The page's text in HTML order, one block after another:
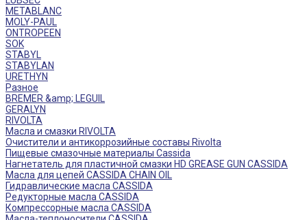
METABLANC
MOLY-PAUL
ONTROPEEN
SOK
STABYL
STABYLAN
URETHYN
Разное
BREMER &amp; LEGUIL
GERALYN
RIVOLTA
Масла и смазки RIVOLTA
Очистители и антикоррозийные составы Rivolta
Пищевые смазочные материалы Cassida
Нагнетатель для пластичной смазки HD GREASE GUN CASSIDA
Масла для цепей CASSIDA CHAIN OIL
Гидравлические масла CASSIDA
Редукторные масла CASSIDA
Компрессорные масла CASSIDA